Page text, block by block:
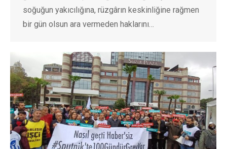
soğuğun yakıcılığına, rüzgârın keskinliğine rağmen
bir gün olsun ara vermeden haklarını…